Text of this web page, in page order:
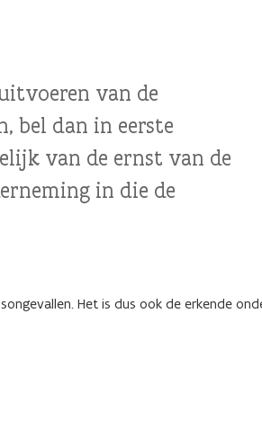
van de
bel dan in eerste
van de ernst van de
in die de
Het is dus ook de erkende